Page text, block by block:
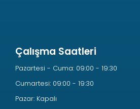
Çalışma Saatleri
Pazartesi - Cuma: 09:00 - 19:30
Cumartesi: 09:00 - 19:30
Pazar: Kapalı